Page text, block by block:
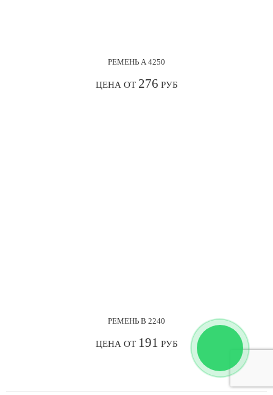
РЕМЕНЬ А 4250
ЦЕНА ОТ 276 РУБ
РЕМЕНЬ В 2240
ЦЕНА ОТ 191 РУБ